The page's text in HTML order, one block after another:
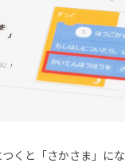
くと「さかさま」にな